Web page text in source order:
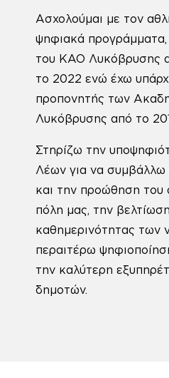
Ασχολούμαι με τον
ψηφιακά προγράμματα,
του ΚΑΟ Λυκόβρυσης
το 2022 ενώ έχω
προπονητής των
Λυκόβρυσης από το
Στηρίζω την
Λέων για να συμβάλλω
και την προώθηση του
πόλη μας, την
καθημερινότητας των
περαιτέρω
την καλύτερη
δημοτών.